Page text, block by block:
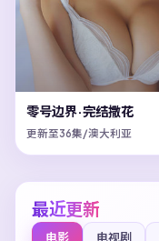
零号边界·完结撒花
更新至36集/澳大利亚
最近更新
电影 电视剧